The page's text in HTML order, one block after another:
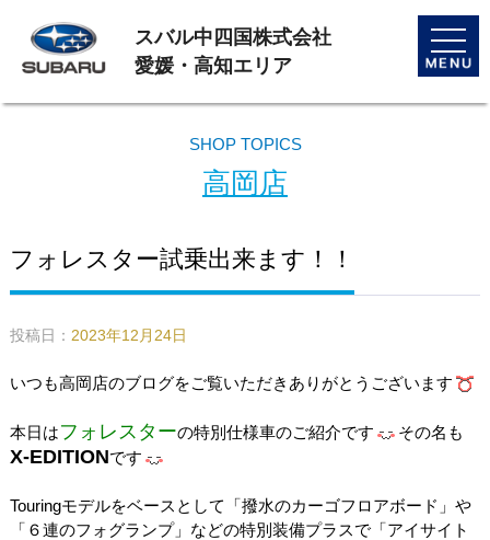
toggle
スバル中四国株式会社
愛媛・高知エリア
SHOP TOPICS
高岡店
フォレスター試乗出来ます！！
投稿日： 2023年12月24日
いつも高岡店のブログをご覧いただきありがとうございます
本日はフォレスターの特別仕様車のご紹介です その名も
X-EDITIONです
Touringモデルをベースとして「撥水のカーゴフロアボード」や
「６連のフォグランプ」などの特別装備プラスで「アイサイト